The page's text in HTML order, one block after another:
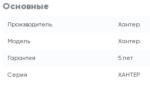
Основные
Производитель Хантер
Модель Хантер
Гарантия 5 лет
Серия ХАНТЕР